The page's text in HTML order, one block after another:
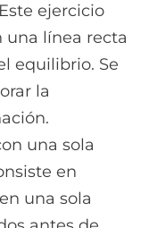
ejercicio
una línea recta
equilibrio. Se
la
una sola
en
una sola